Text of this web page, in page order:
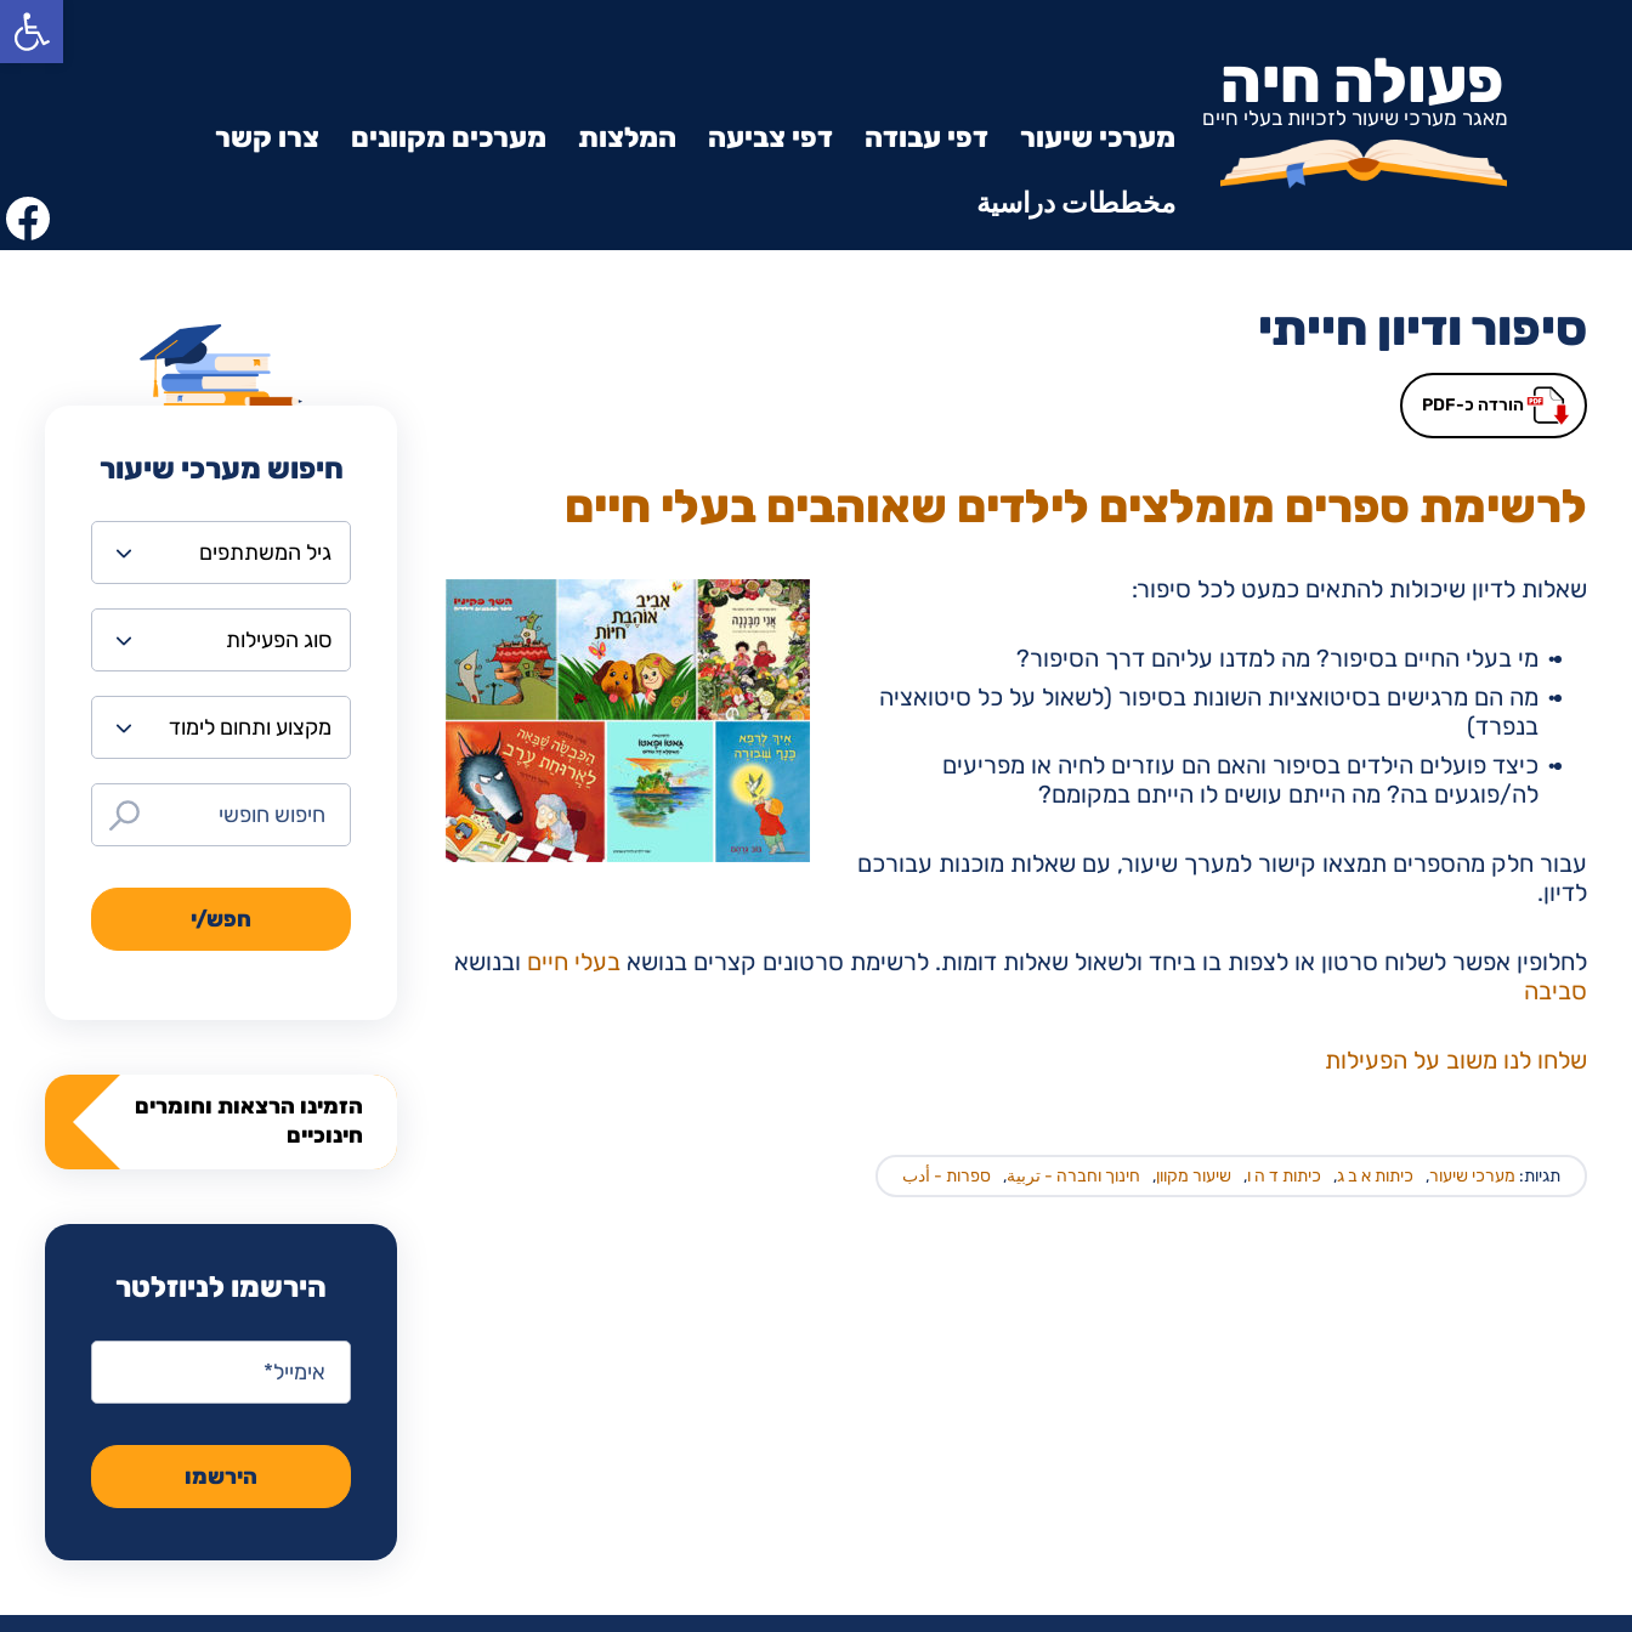
פתח סרגל נגישות
פעולה חיה
מאגר מערכי שיעור לזכויות בעלי חיים
מערכי שיעור דפי עבודה דפי צביעה המלצות מערכים מקוונים
צרו קשר
مخططات دراسية
סיפור ודיון חייתי
הורדה כ-PDF
לרשימת ספרים מומלצים לילדים שאוהבים בעלי חיים
שאלות לדיון שיכולות להתאים כמעט לכל סיפור:
מי בעלי החיים בסיפור? מה למדנו עליהם דרך הסיפור?
מה הם מרגישים בסיטואציות השונות בסיפור (לשאול על כל סיטואציה
בנפרד)
כיצד פועלים הילדים בסיפור והאם הם עוזרים לחיה או מפריעים
לה/פוגעים בה? מה הייתם עושים לו הייתם במקומם?
עבור חלק מהספרים תמצאו קישור למערך שיעור, עם שאלות מוכנות עבורכם
לדיון.
לחלופין אפשר לשלוח סרטון או לצפות בו ביחד ולשאול שאלות דומות. לרשימת סרטונים קצרים בנושא בעלי חיים ובנושא
סביבה
שלחו לנו משוב על הפעילות
תגיות: מערכי שיעור, כיתות א ב ג, כיתות ד ה ו, שיעור מקוון, חינוך וחברה - تربية, ספרות - أدب
חיפוש מערכי שיעור
חפש/י
הזמינו הרצאות וחומרים
חינוכיים
הירשמו לניוזלטר
אימייל
הירשמו